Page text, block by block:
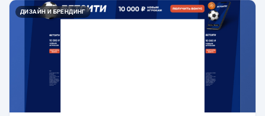
ДИЗАЙН И БРЕНДИНГ